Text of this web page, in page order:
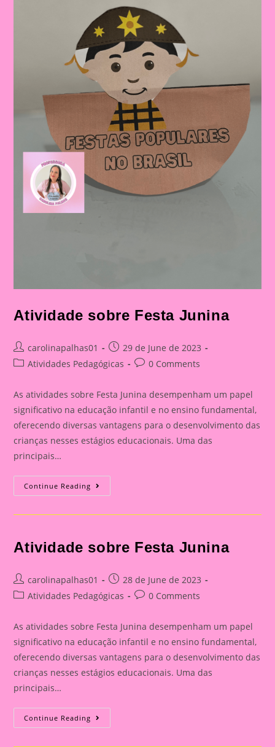
Atividade sobre Festa Junina
Post
author:
carolinapalhas01
Post
published:
29 de June de 2023
PostAtividades Pedagógicas
Post0 Comments
As atividades sobre Festa Junina desempenham um papel
significativo na educação infantil e no ensino fundamental,
oferecendo diversas vantagens para o desenvolvimento das
crianças nesses estágios educacionais. Uma das
principais…
Continue Reading Atividade
Sobre
Atividade sobre Festa Junina
Post
author:
carolinapalhas01
Post
published:
28 de June de 2023
PostAtividades Pedagógicas
Post0 Comments
As atividades sobre Festa Junina desempenham um papel
significativo na educação infantil e no ensino fundamental,
oferecendo diversas vantagens para o desenvolvimento das
crianças nesses estágios educacionais. Uma das
principais…
Continue Reading Atividade
Sobre